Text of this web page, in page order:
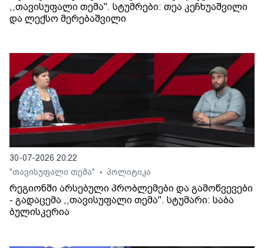
,,თავისუფალი თემა". სტუმრები: თეა კეჩხუაშვილი
და ლექსო მერებაშვილი
30-07-2026 20:22
"თავისუფალი თემა"
• პოლიტიკა
რეგიონში არსებული პრობლემები და გამოწვევები
- გადაცემა ,,თავისუფალი თემა". სტუმარი: საბა
ბულისკერია